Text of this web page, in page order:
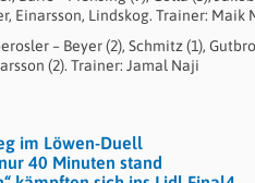
Einarsson, Lindskog. Trainer: Maik
– Beyer (2), Schmitz (1),
(2). Trainer: Jamal Naji
im Löwen-Duell
40 Minuten stand